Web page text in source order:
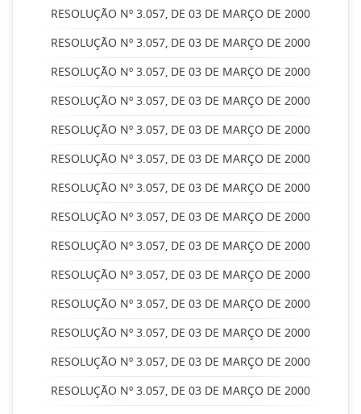
RESOLUÇÃO Nº 3.057, DE 03 DE MARÇO DE 2000
RESOLUÇÃO Nº 3.057, DE 03 DE MARÇO DE 2000
RESOLUÇÃO Nº 3.057, DE 03 DE MARÇO DE 2000
RESOLUÇÃO Nº 3.057, DE 03 DE MARÇO DE 2000
RESOLUÇÃO Nº 3.057, DE 03 DE MARÇO DE 2000
RESOLUÇÃO Nº 3.057, DE 03 DE MARÇO DE 2000
RESOLUÇÃO Nº 3.057, DE 03 DE MARÇO DE 2000
RESOLUÇÃO Nº 3.057, DE 03 DE MARÇO DE 2000
RESOLUÇÃO Nº 3.057, DE 03 DE MARÇO DE 2000
RESOLUÇÃO Nº 3.057, DE 03 DE MARÇO DE 2000
RESOLUÇÃO Nº 3.057, DE 03 DE MARÇO DE 2000
RESOLUÇÃO Nº 3.057, DE 03 DE MARÇO DE 2000
RESOLUÇÃO Nº 3.057, DE 03 DE MARÇO DE 2000
RESOLUÇÃO Nº 3.057, DE 03 DE MARÇO DE 2000